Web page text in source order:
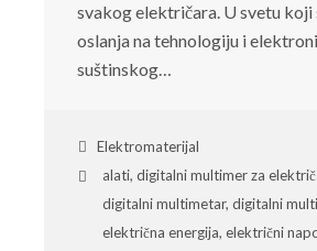
svakog električara. U svetu koji
oslanja na tehnologiju i
suštinskog…
Elektromaterijal
alati, digitalni multimer za
digitalni multimetar, digitalni
električna energija, električni